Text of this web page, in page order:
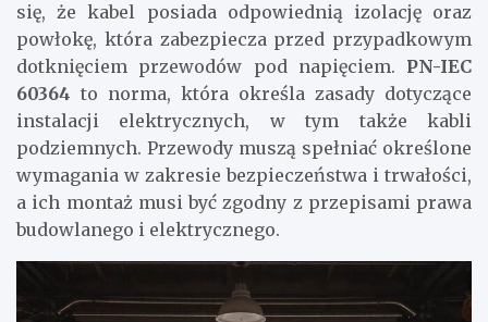
się, że kabel posiada odpowiednią izolację oraz
powłokę, która zabezpiecza przed przypadkowym
dotknięciem przewodów pod napięciem. PN-IEC
60364 to norma, która określa zasady dotyczące
instalacji elektrycznych, w tym także kabli
podziemnych. Przewody muszą spełniać określone
wymagania w zakresie bezpieczeństwa i trwałości,
a ich montaż musi być zgodny z przepisami prawa
budowlanego i elektrycznego.